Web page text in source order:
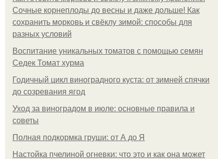
Сочные корнеплоды до весны и даже дольше! Как
сохранить морковь и свёклу зимой: способы для
разных условий
Воспитание уникальных томатов с помощью семян
Седек Томат хурма
Годичный цикл виноградного куста: от зимней спячки
до созревания ягод
Уход за виноградом в июле: основные правила и
советы
Полная подкормка груши: от А до Я
Настойка пчелиной огневки: что это и как она может